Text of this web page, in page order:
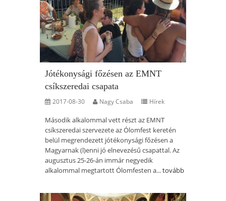
Jótékonysági főzésen az EMNT
csíkszeredai csapata
2017-08-30 Nagy Csaba Hírek
Második alkalommal vett részt az EMNT
csíkszeredai szervezete az Ólomfest keretén
belül megrendezett jótékonysági főzésen a
Magyarnak (l)enni jó elnevezésű csapattal. Az
augusztus 25-26-án immár negyedik
alkalommal megtartott Ólomfesten a...tovább